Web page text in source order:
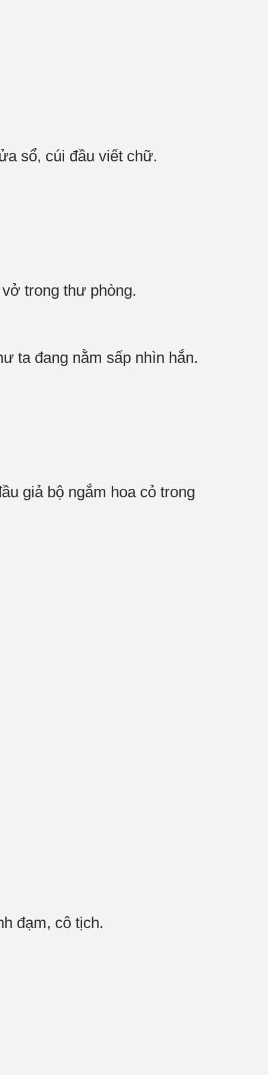
sổ, cúi đầu viết chữ.
trong thư phòng.
ta đang nằm sấp nhìn hắn.
giả bộ ngắm hoa cỏ trong
đạm, cô tịch.